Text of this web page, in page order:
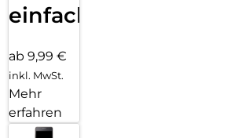
einfach
ab 9,99 €
inkl. MwSt.
Mehr
erfahren